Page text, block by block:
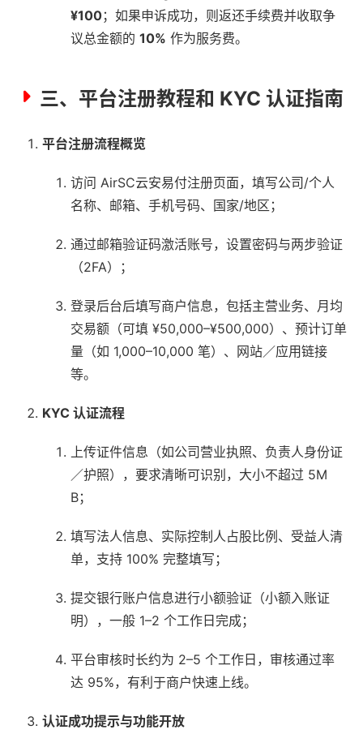
¥100；如果申诉成功，则返还手续费并收取争
议总金额的 10% 作为服务费。
三、平台注册教程和 KYC 认证指南
平台注册流程概览
访问 AirSC云安易付注册页面，填写公司/个人
名称、邮箱、手机号码、国家/地区；
通过邮箱验证码激活账号，设置密码与两步验证
（2FA）；
登录后台后填写商户信息，包括主营业务、月均
交易额（可填 ¥50,000–¥500,000）、预计订单
量（如 1,000–10,000 笔）、网站／应用链接
等。
KYC 认证流程
上传证件信息（如公司营业执照、负责人身份证
／护照），要求清晰可识别，大小不超过 5M
B；
填写法人信息、实际控制人占股比例、受益人清
单，支持 100% 完整填写；
提交银行账户信息进行小额验证（小额入账证
明），一般 1–2 个工作日完成；
平台审核时长约为 2–5 个工作日，审核通过率
达 95%，有利于商户快速上线。
认证成功提示与功能开放